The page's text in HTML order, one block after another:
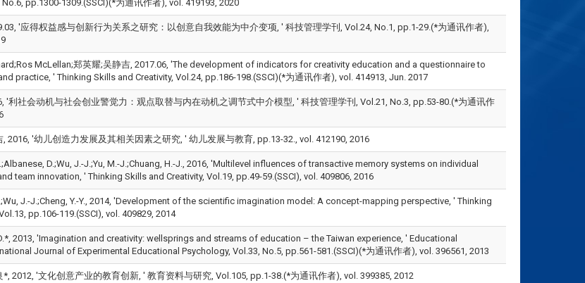
pp.1300-1309.(SSCI)(*为通讯作者), vol. 419193, 2020
'应得权益感与创新行为关系之研究：以创意自我效能为中介变项, ' 科技管理学刊, Vol.24, No.1, pp.1-29.(*为通讯作者),
McLellan;郑英耀;吴静吉, 2017.06, 'The development of indicators for creativity education and a questionnaire to
practice, ' Thinking Skills and Creativity, Vol.24, pp.186-198.(SSCI)(*为通讯作者), vol. 414913, Jun. 2017
'利社会动机与社会创业警觉力：观点取替与内在动机之调节式中介模型, ' 科技管理学刊, Vol.21, No.3, pp.53-80.(*为通讯作
2016, '幼儿创造力发展及其相关因素之研究, ' 幼儿发展与教育, pp.13-32., vol. 412190, 2016
D.;Wu, J.-J.;Yu, M.-J.;Chuang, H.-J., 2016, 'Multilevel influences of transactive memory systems on individual
team innovation, ' Thinking Skills and Creativity, Vol.19, pp.49-59.(SSCI), vol. 409806, 2016
J.-J.;Cheng, Y.-Y., 2014, 'Development of the scientific imagination model: A concept-mapping perspective, ' Thinking
pp.106-119.(SSCI), vol. 409829, 2014
2013, 'Imagination and creativity: wellsprings and streams of education – the Taiwan experience, ' Educational
Journal of Experimental Educational Psychology, Vol.33, No.5, pp.561-581.(SSCI)(*为通讯作者), vol. 396561, 2013
2012, '文化创意产业的教育创新, ' 教育资料与研究, Vol.105, pp.1-38.(*为通讯作者), vol. 399385, 2012